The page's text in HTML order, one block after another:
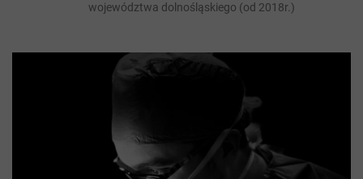
województwa dolnośląskiego (od 2018r.)